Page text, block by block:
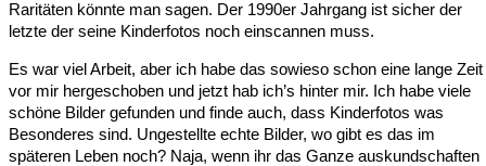
Raritäten könnte man sagen. Der 1990er Jahrgang ist sicher der
letzte der seine Kinderfotos noch einscannen muss.
Es war viel Arbeit, aber ich habe das sowieso schon eine lange Zeit
vor mir hergeschoben und jetzt hab ich’s hinter mir. Ich habe viele
schöne Bilder gefunden und finde auch, dass Kinderfotos was
Besonderes sind. Ungestellte echte Bilder, wo gibt es das im
späteren Leben noch? Naja, wenn ihr das Ganze auskundschaften